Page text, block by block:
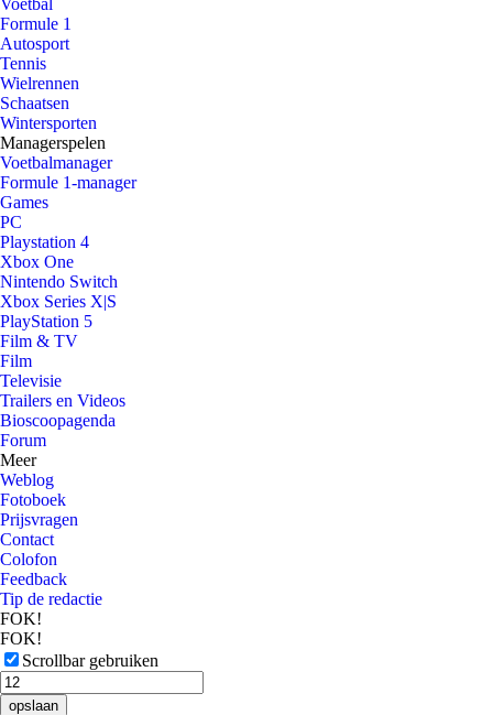
Voetbal
Formule 1
Autosport
Tennis
Wielrennen
Schaatsen
Wintersporten
Managerspelen
Voetbalmanager
Formule 1-manager
Games
PC
Playstation 4
Xbox One
Nintendo Switch
Xbox Series X|S
PlayStation 5
Film & TV
Film
Televisie
Trailers en Videos
Bioscoopagenda
Forum
Meer
Weblog
Fotoboek
Prijsvragen
Contact
Colofon
Feedback
Tip de redactie
FOK!
FOK!
Scrollbar gebruiken
opslaan